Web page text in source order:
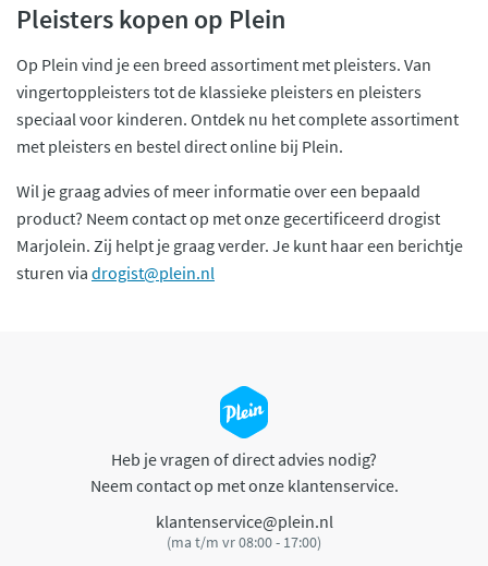
Pleisters kopen op Plein
Op Plein vind je een breed assortiment met pleisters. Van
vingertoppleisters tot de klassieke pleisters en pleisters
speciaal voor kinderen. Ontdek nu het complete assortiment
met pleisters en bestel direct online bij Plein.
Wil je graag advies of meer informatie over een bepaald
product? Neem contact op met onze gecertificeerd drogist
Marjolein. Zij helpt je graag verder. Je kunt haar een berichtje
sturen via drogist@plein.nl
Heb je vragen of direct advies nodig?
Neem contact op met onze klantenservice.
klantenservice@plein.nl
(ma t/m vr 08:00 - 17:00)